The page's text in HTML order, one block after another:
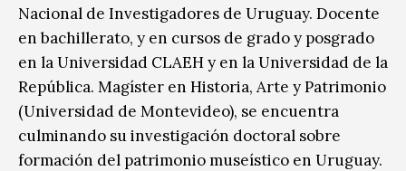
Nacional de Investigadores de Uruguay. Docente
en bachillerato, y en cursos de grado y posgrado
en la Universidad CLAEH y en la Universidad de la
República. Magíster en Historia, Arte y Patrimonio
(Universidad de Montevideo), se encuentra
culminando su investigación doctoral sobre
formación del patrimonio museístico en Uruguay.